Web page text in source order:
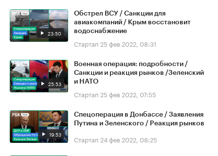
23:50
Обстрел ВСУ / Санкции для
авиакомпаний / Крым восстановит
водоснабжение
Стартап 25 фев 2022, 08:31
25:53
Военная операция: подробности /
Санкции и реакция рынков /Зеленский
и НАТО
Стартап 25 фев 2022, 07:55
19:53
Спецоперация в Донбассе / Заявления
Путина и Зеленского / Реакция рынков
Стартап 24 фев 2022, 08:25